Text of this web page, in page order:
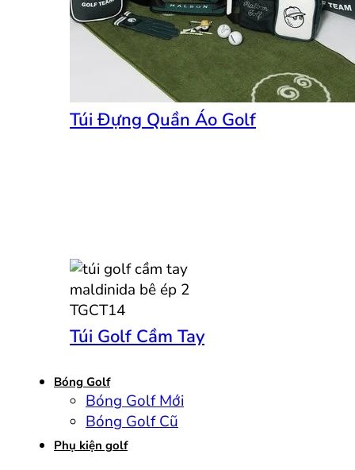
Túi Đựng Quần Áo Golf
Túi Golf Cầm Tay
Bóng Golf
Bóng Golf Mới
Bóng Golf Cũ
Phụ kiện golf